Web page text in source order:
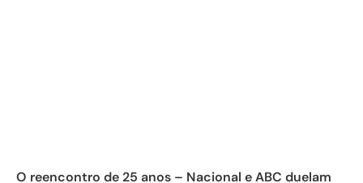
O reencontro de 25 anos – Nacional e ABC duelam